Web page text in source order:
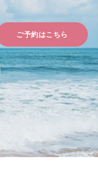
ご予約はこちら